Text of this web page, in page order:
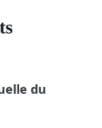
du